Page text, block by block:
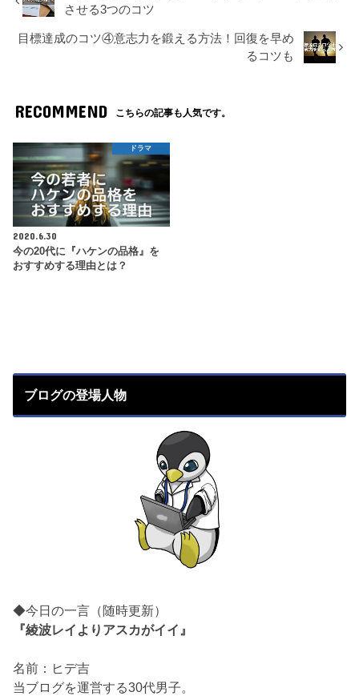
させる3つのコツ
目標達成のコツ④意志力を鍛える方法！回復を早め
るコツも
RECOMMEND こちらの記事も人気です。
ドラマ
2020.6.30
今の20代に『ハケンの品格』を
おすすめする理由とは？
ブログの登場人物
◆今日の一言（随時更新）
『綾波レイよりアスカがイイ』
名前：ヒデ吉
当ブログを運営する30代男子。